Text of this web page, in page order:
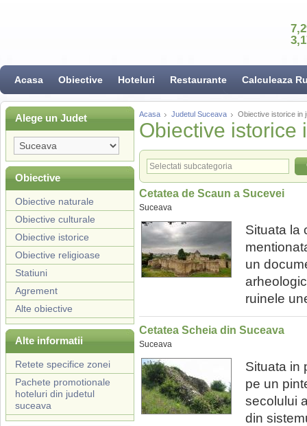
Acasa Obiective Hoteluri Restaurante Calculeaza
Alege un Judet
Obiective
Obiective naturale
Obiective culturale
Obiective istorice
Obiective religioase
Statiuni
Agrement
Alte obiective
Alte informatii
Retete specifice zonei
Pachete promotionale
hoteluri din judetul
suceava
Acasa Judetul Suceava Obiective istorice in
Obiective istorice
Cetatea de Scaun a Sucevei
Suceava
Situata la
un
ruinele
Cetatea Scheia din Suceava
Suceava
Situata in
pe un
secolului
din